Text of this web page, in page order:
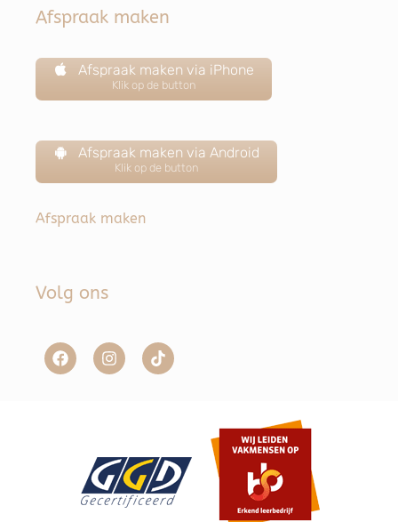
Afspraak maken
Afspraak maken via iPhone
Klik op de button
Afspraak maken via Android
Klik op de button
Afspraak maken
Volg ons